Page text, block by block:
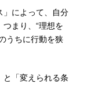
」によって、自分
まり、“理想を
うちに行動を狭
と「変えられる条